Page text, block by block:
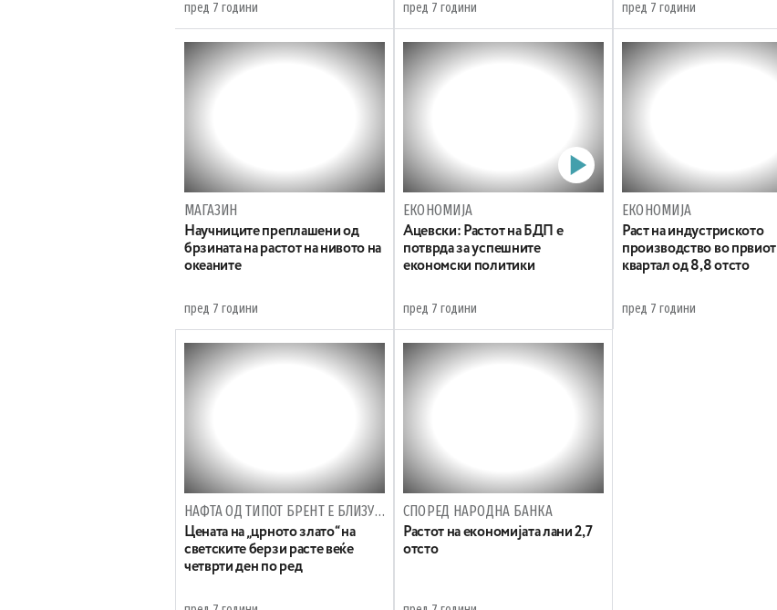
пред 7 години пред 7 години пред 7 години
МАГАЗИН
Научниците преплашени од
брзината на растот на нивото на
океаните
пред 7 години
ЕКОНОМИЈА
Ацевски: Растот на БДП е
потврда за успешните
економски политики
пред 7 години
ЕКОНОМИЈА
Раст на индустриското
производство во првиот
квартал од 8,8 отсто
пред 7 години
НАФТА ОД ТИПОТ БРЕНТ Е БЛИЗУ 70 ДОЛАРИ
Цената на „црното злато“ на
светските берзи расте веќе
четврти ден по ред
СПОРЕД НАРОДНА БАНКА
Растот на економијата лани 2,7
отсто